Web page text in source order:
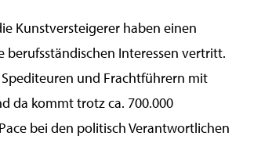
Kunstversteigerer haben einen
berufsständischen Interessen vertritt.
und Frachtführern mit
da kommt trotz ca. 700.000
bei den politisch Verantwortlichen